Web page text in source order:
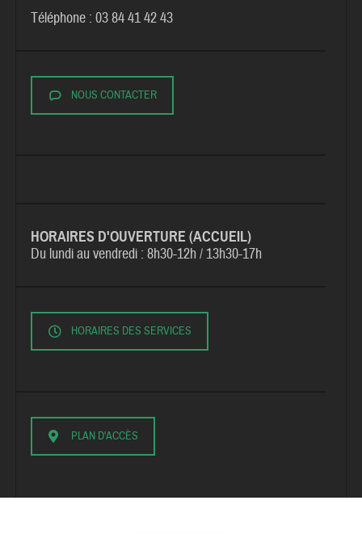
Téléphone : 03 84 41 42 43
NOUS CONTACTER
HORAIRES D'OUVERTURE (ACCUEIL)
Du lundi au vendredi :8h30-12h / 13h30-17h
HORAIRES DES SERVICES
PLAN D'ACCÈS